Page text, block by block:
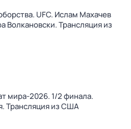
UFC. Ислам Махачев
Волкановски. Трансляция из
мира-2026. 1/2 финала.
Трансляция из США